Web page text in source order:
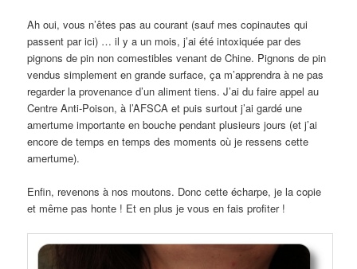
Ah oui, vous n’êtes pas au courant (sauf mes copinautes qui
passent par ici) … il y a un mois, j’ai été intoxiquée par des
pignons de pin non comestibles venant de Chine. Pignons de pin
vendus simplement en grande surface, ça m’apprendra à ne pas
regarder la provenance d’un aliment tiens. J’ai du faire appel au
Centre Anti-Poison, à l’AFSCA et puis surtout j’ai gardé une
amertume importante en bouche pendant plusieurs jours (et j’ai
encore de temps en temps des moments où je ressens cette
amertume).
Enfin, revenons à nos moutons. Donc cette écharpe, je la copie
et même pas honte ! Et en plus je vous en fais profiter !